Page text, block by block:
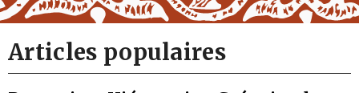
Articles populaires